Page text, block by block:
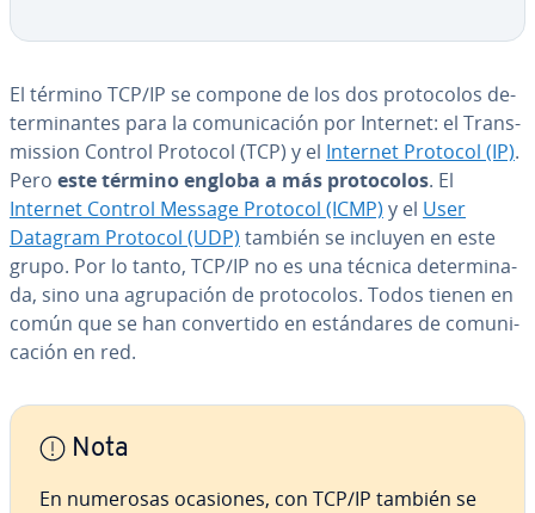
El término TCP/IP se compone de los dos pro­to­co­los de­
te­r­mi­na­n­tes para la co­mu­ni­ca­ción por Internet: el Tra­n­s­
mi­s­sion Control Protocol (TCP) y el Internet Protocol (IP).
Pero este término engloba a más pro­to­co­los. El
Internet Control Message Protocol (ICMP) y el User
Datagram Protocol (UDP) también se incluyen en este
grupo. Por lo tanto, TCP/IP no es una técnica de­te­r­mi­na­
da, sino una agru­pa­ción de pro­to­co­los. Todos tienen en
común que se han co­n­ve­r­ti­do en es­tá­n­da­res de co­mu­ni­
ca­ción en red.
Nota
En numerosas ocasiones, con TCP/IP también se